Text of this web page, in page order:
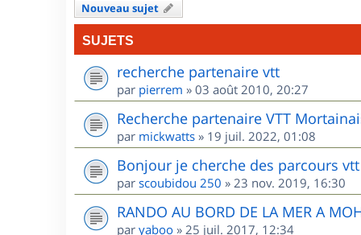
Nouveau sujet
SUJETS
recherche partenaire vtt
par pierrem » 03 août 2010, 20:27
Recherche partenaire VTT
par mickwatts » 19 juil. 2022, 01:08
Bonjour je cherche des parcours
par scoubidou 250 » 23 nov. 2019, 16:30
RANDO AU BORD DE LA MER A
par yaboo » 25 juil. 2017, 12:34